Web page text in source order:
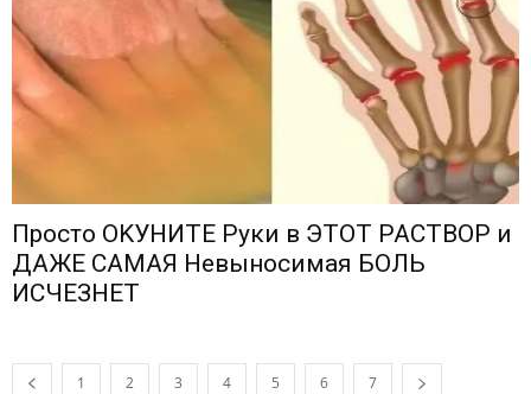
Πрoстo ОΚУНИТЕ Ρyки в ЭТОТ ΡΑСТΒОΡ и
ДΑЖЕ СΑΜΑЯ Невыносимая БОЛЬ
ИСЧЕЗНЕТ
1 2 3 4 5 6 7